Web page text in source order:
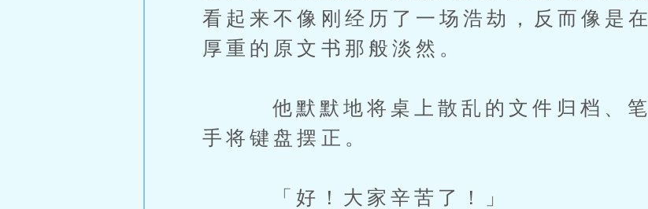
看起来不像刚经历了一场浩劫，反而像是
厚重的原文书那般淡然。
他默默地将桌上散乱的文件归档、笔
手将键盘摆正。
「好！大家辛苦了！」